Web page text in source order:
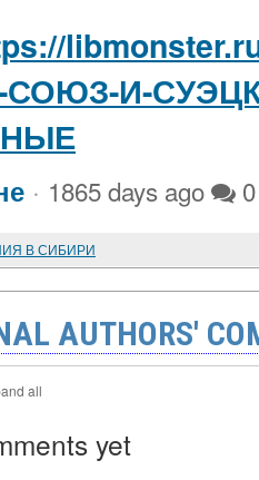
И-
· 1865 days ago 0
В СИБИРИ
AUTHORS'
all
yet